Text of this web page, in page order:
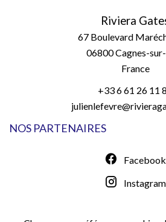
Riviera
67 Boulevard
06800Cagnes-
France
+33 6 61 26 11
NOS PARTENAIRES
Facebook
Instagram